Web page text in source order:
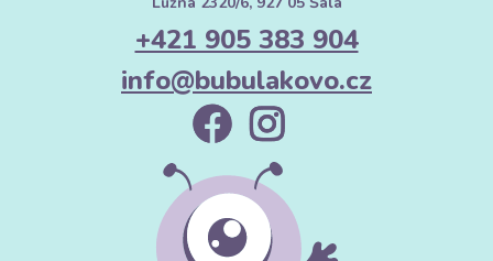
+421 905 383 904
info@bubulakovo.cz